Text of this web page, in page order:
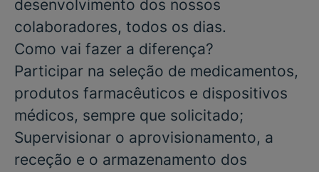
desenvolvimento dos nossos
colaboradores, todos os dias.
Como vai fazer a diferença?
Participar na seleção de medicamentos,
produtos farmacêuticos e dispositivos
médicos, sempre que solicitado;
Supervisionar o aprovisionamento, a
receção e o armazenamento dos